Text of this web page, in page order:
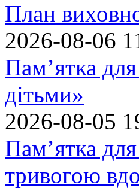
План
2026-08-06
Пам’ятка
дітьми»
2026-08-05
Пам’ятка
тривогою